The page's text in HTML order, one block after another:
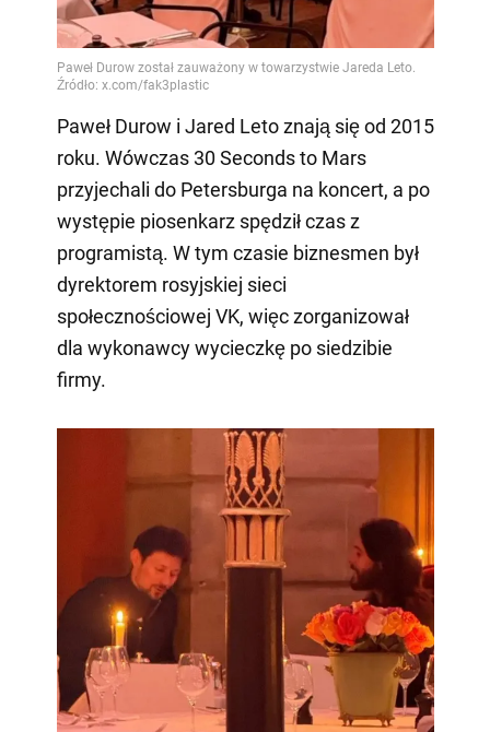
Paweł Durow i Jared Leto znają się od 2015
roku. Wówczas 30 Seconds to Mars
przyjechali do Petersburga na koncert, a po
występie piosenkarz spędził czas z
programistą. W tym czasie biznesmen był
dyrektorem rosyjskiej sieci
społecznościowej VK, więc zorganizował
dla wykonawcy wycieczkę po siedzibie
firmy.